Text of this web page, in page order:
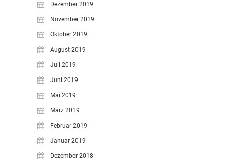
Dezember 2019
November 2019
Oktober 2019
August 2019
Juli 2019
Juni 2019
Mai 2019
März 2019
Februar 2019
Januar 2019
Dezember 2018